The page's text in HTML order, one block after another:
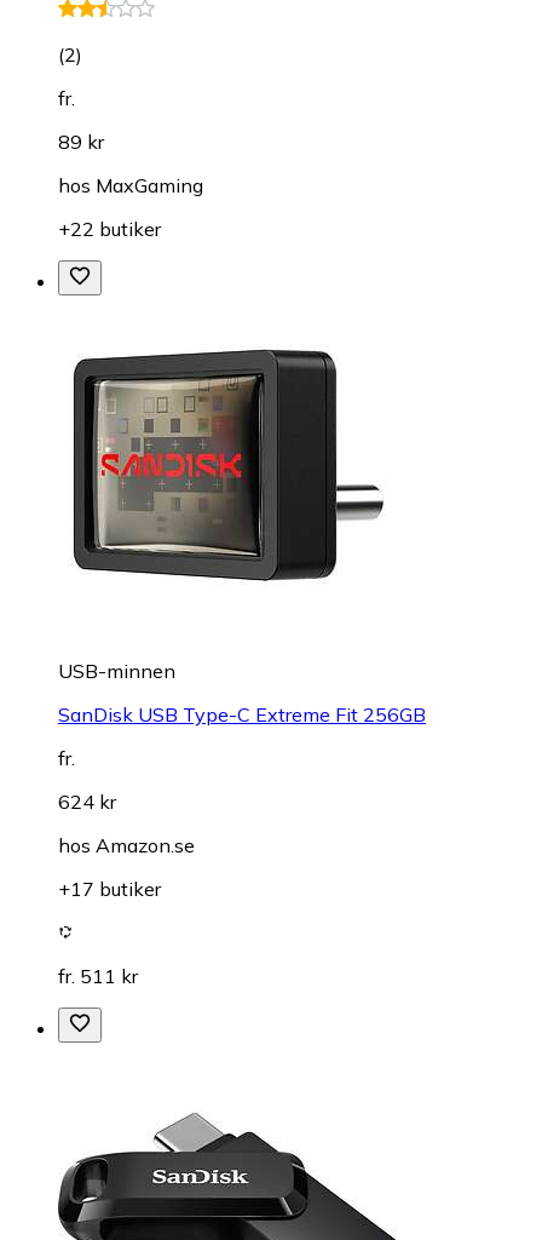
(2)
fr.
89 kr
hos MaxGaming
+22 butiker
USB-minnen
SanDisk USB Type-C Extreme Fit 256GB
fr.
624 kr
hos Amazon.se
+17 butiker
fr. 511 kr